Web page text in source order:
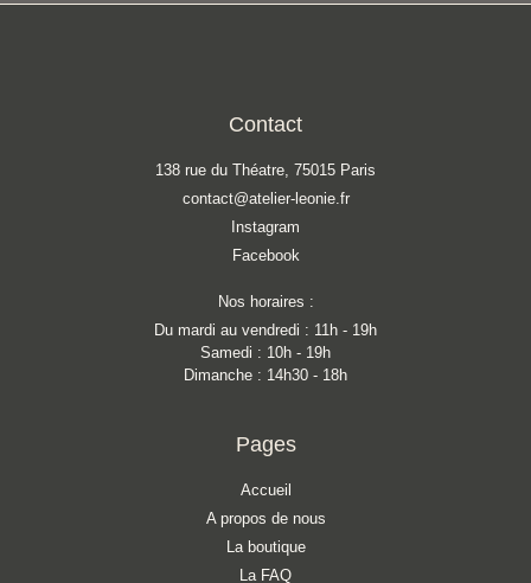
Contact
138 rue du Théatre, 75015 Paris
contact@atelier-leonie.fr
Instagram
Facebook
Nos horaires :
Du mardi au vendredi : 11h - 19h
Samedi : 10h - 19h
Dimanche : 14h30 - 18h
Pages
Accueil
A propos de nous
La boutique
La FAQ